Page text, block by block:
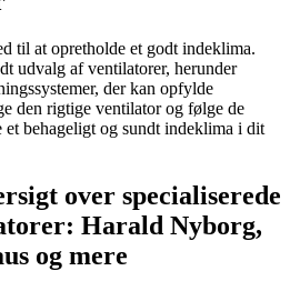
til at opretholde et godt indeklima.
udvalg af ventilatorer, herunder
der kan opfylde
den rigtige ventilator og følge de
et behageligt og sundt indeklima i dit
over specialiserede
Harald Nyborg,
og mere